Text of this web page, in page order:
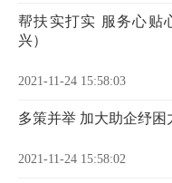
帮扶实打实 服务心贴
兴）
2021-11-24 15:58:03
多策并举 加大助企纾困
2021-11-24 15:58:02